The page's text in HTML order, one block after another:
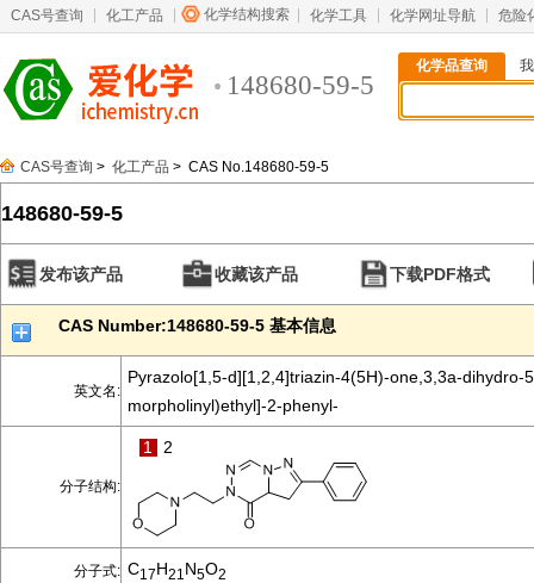
CAS号查询 化工产品 化学结构搜索 化学工具 化学网址导航 危险
148680-59-5
化学品查询
CAS号查询 > 化工产品 > CAS No.148680-59-5
148680-59-5
发布该产品 收藏该产品 下载PDF格式
CAS Number:148680-59-5 基本信息
英文名:
Pyrazolo[1,5-d][1,2,4]triazin-4(5H)-one,3,3a-dihydro-
morpholinyl)ethyl]-2-phenyl-
分子结构:
1 2
分子式: C17H21 N5O2